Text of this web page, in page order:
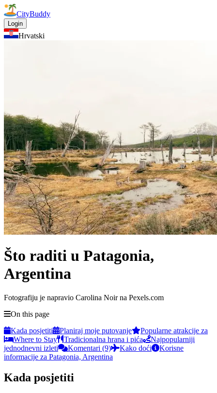
CityBuddy
Login
Hrvatski
Što raditi u Patagonia,
Argentina
Fotografiju je napravio Carolina Noir na Pexels.com
On this page
Kada posjetiti
Planiraj moje putovanje
Popularne atrakcije za
Where to Stay
Tradicionalna hrana i pića
Najpopularniji
jednodnevni izleti
Komentari (9) Kako doći
Korisne
informacije za Patagonia, Argentina
Kada posjetiti